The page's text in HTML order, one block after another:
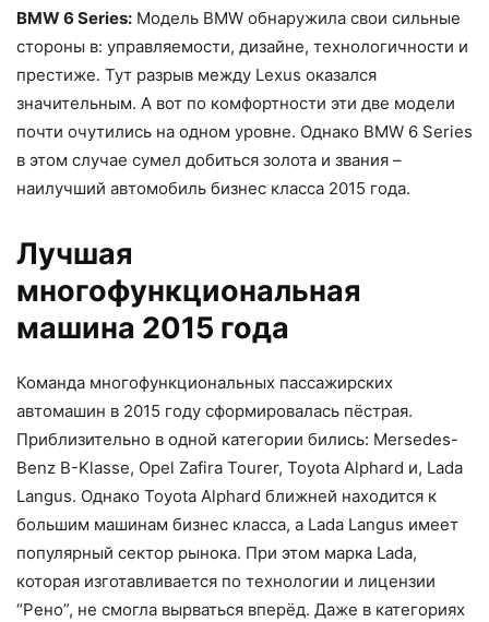
BMW 6 Series: Модель BMW обнаружила свои сильные
стороны в: управляемости, дизайне, технологичности и
престиже. Тут разрыв между Lexus оказался
значительным. А вот по комфортности эти две модели
почти очутились на одном уровне. Однако BMW 6 Series
в этом случае сумел добиться золота и звания –
наилучший автомобиль бизнес класса 2015 года.
Лучшая
многофункциональная
машина 2015 года
Команда многофункциональных пассажирских
автомашин в 2015 году сформировалась пёстрая.
Приблизительно в одной категории бились: Mersedes-
Benz B-Klasse, Opel Zafira Tourer, Toyota Alphard и, Lada
Langus. Однако Toyota Alphard ближней находится к
большим машинам бизнес класса, а Lada Langus имеет
популярный сектор рынока. При этом марка Lada,
которая изготавливается по технологии и лицензии
“Рено”, не смогла вырваться вперёд. Даже в категориях